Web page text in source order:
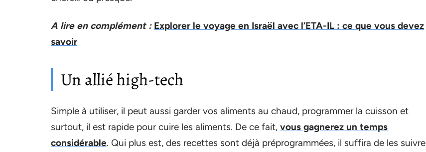
A lire en complément : Explorer le voyage en Israël avec l’ETA-IL : ce que vous devez
savoir
Un allié high-tech
Simple à utiliser, il peut aussi garder vos aliments au chaud, programmer la cuisson et
surtout, il est rapide pour cuire les aliments. De ce fait, vous gagnerez un temps
considérable. Qui plus est, des recettes sont déjà préprogrammées, il suffira de les suivre